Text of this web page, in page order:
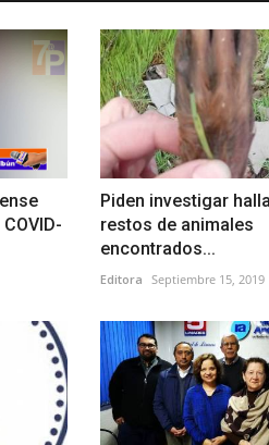
Piden investigar
restos de animales
encontrados...
Editora Septiembre 15, 2019